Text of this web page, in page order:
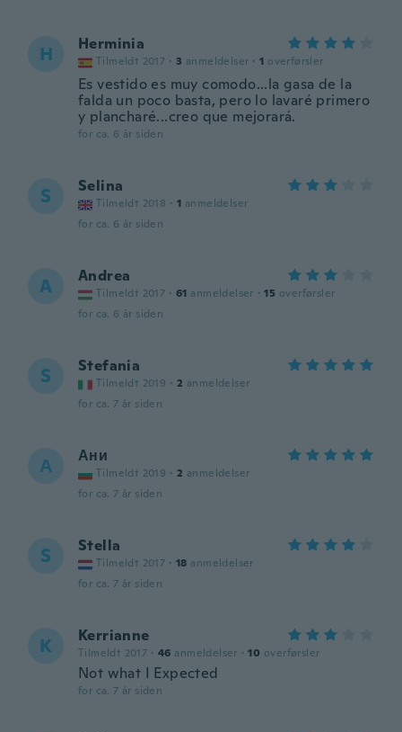
H Herminia
Tilmeldt 2017 · 3 anmeldelser · 1 overførsler
Es vestido es muy comodo...la gasa de la
falda un poco basta, pero lo lavaré primero
y plancharé...creo que mejorará.
for ca. 6 år siden
S Selina
Tilmeldt 2018 · 1 anmeldelser
for ca. 6 år siden
A Andrea
Tilmeldt 2017 · 61 anmeldelser · 15 overførsler
for ca. 6 år siden
S Stefania
Tilmeldt 2019 · 2 anmeldelser
for ca. 7 år siden
А Ани
Tilmeldt 2019 · 2 anmeldelser
for ca. 7 år siden
S Stella
Tilmeldt 2017 · 18 anmeldelser
for ca. 7 år siden
K Kerrianne
Tilmeldt 2017 · 46 anmeldelser · 10 overførsler
Not what I Expected
for ca. 7 år siden